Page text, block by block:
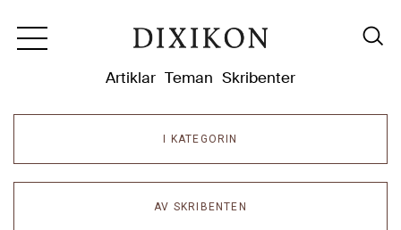
Artiklar Teman Skribenter
I KATEGORIN
AV SKRIBENTEN